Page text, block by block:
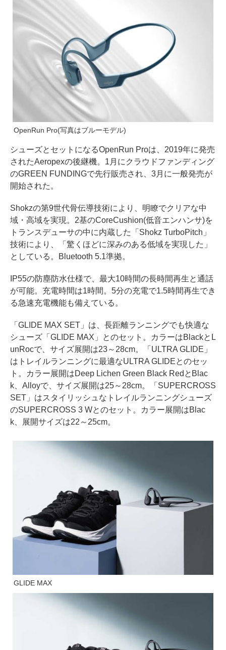
OpenRun Pro(写真はブルーモデル)
シューズとセットになるOpenRun Proは、2019年に発売
されたAeropexの後継機。1月にクラウドファンディング
のGREEN FUNDINGで先行販売され、3月に一般発売が
開始された。
Shokzの第9世代骨伝導技術により、明瞭でクリアな中
域・高域を実現。2基のCoreCushion(低音エンハンサ)を
トランスデューサの中に内蔵した「Shokz TurboPitch」
技術により、「驚くほどに深みのある低域を実現した」
としている。Bluetooth 5.1準拠。
IP55の防塵防水仕様で、最大10時間の長時間再生と通話
が可能。充電時間は1時間。5分の充電で1.5時間再生でき
る急速充電機能も備えている。
「GLIDE MAX SET」は、長距離ランニングでも快適な
シューズ「GLIDE MAX」とのセット。カラーはBlackとL
unRocで、サイズ展開は23～28cm。「ULTRA GLIDE」
はトレイルランニングに最適なULTRA GLIDEとのセッ
ト。カラー展開はDeep Lichen Green Black RedとBlac
k、Alloyで、サイズ展開は25～28cm。「SUPERCROSS
SET」はスタイリッシュなトレイルランニングシューズ
のSUPERCROSS 3 Wとのセット。カラー展開はBlac
k、展開サイズは22～25cm。
GLIDE MAX